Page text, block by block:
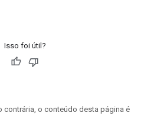
Isso foi útil?
contrária, o conteúdo desta página é